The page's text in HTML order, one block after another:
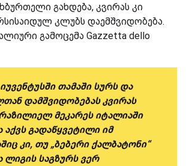
გახდება, კვირას კი
კლუბს დაემშვიდობება.
გამოცემა Gazzetta dello
თამაში სურს და
დამშვიდობებას კვირას
მეკარეს იტალიაში
აქვს გადაწყვეტილი იმ
კი, თუ „ბებერი ქალბატონი“
ლიგის საგზურს ვერ